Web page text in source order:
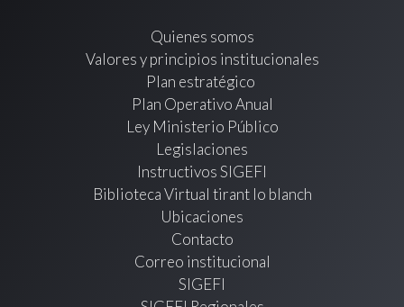
Quienes somos
Valores y principios institucionales
Plan estratégico
Plan Operativo Anual
Ley Ministerio Público
Legislaciones
Instructivos SIGEFI
Biblioteca Virtual tirant lo blanch
Ubicaciones
Contacto
Correo institucional
SIGEFI